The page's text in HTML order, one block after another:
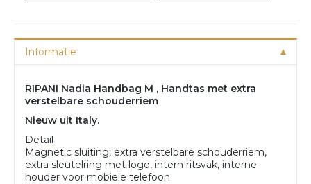
Informatie
RIPANI Nadia Handbag M , Handtas met extra
verstelbare schouderriem
Nieuw uit Italy.
Detail
Magnetic sluiting, extra verstelbare schouderriem,
extra sleutelring met logo, intern ritsvak, interne
houder voor mobiele telefoon